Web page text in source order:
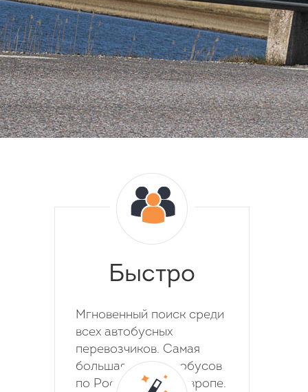
Быстро
Мгновенный поиск среди
всех автобусных
перевозчиков. Самая
большая база автобусов
по России, СНГ и Европе.